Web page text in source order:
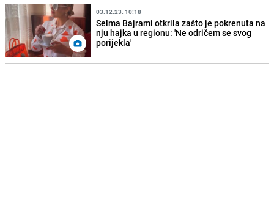
03.12.23. 10:18
Selma Bajrami otkrila zašto je pokrenuta na
nju hajka u regionu: 'Ne odričem se svog
porijekla'